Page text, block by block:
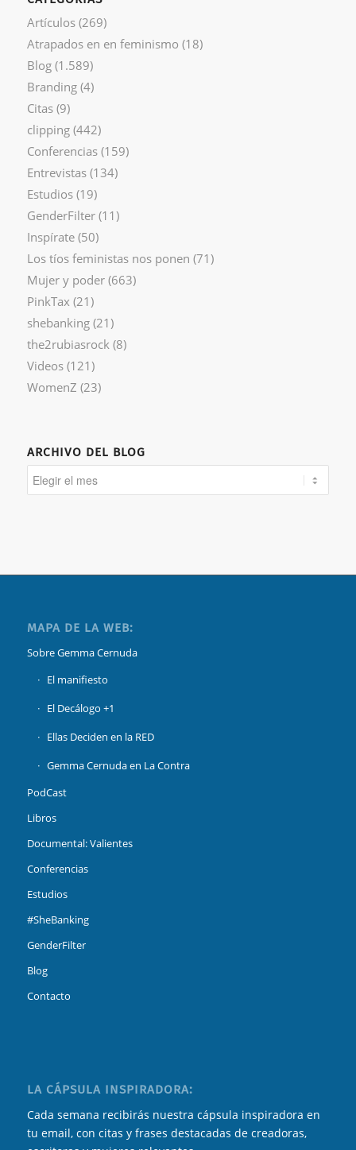
Artículos(269)
Atrapados en en feminismo (18)
Blog(1.589)
Branding(4)
Citas(9)
clipping(442)
Conferencias(159)
Entrevistas(134)
Estudios(19)
GenderFilter(11)
Inspírate(50)
Los tíos feministas nos ponen (71)
Mujer y poder(663)
PinkTax (21)
shebanking(21)
the2rubiasrock (8)
Videos(121)
WomenZ (23)
ARCHIVO DEL BLOG
MAPA DE LA WEB:
Sobre Gemma Cernuda
El manifiesto
El Decálogo +1
Ellas Deciden en la RED
Gemma Cernuda en La Contra
PodCast
Libros
Documental: Valientes
Conferencias
Estudios
#SheBanking
GenderFilter
Blog
Contacto
LA CÁPSULA INSPIRADORA:
Cada semana recibirás nuestra cápsula inspiradora en
tu email, con citas y frases destacadas de creadoras,